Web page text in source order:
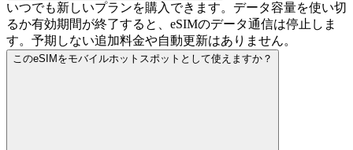
いつでも新しいプランを購入できます。データ容量を使い切
るか有効期間が終了すると、eSIMのデータ通信は停止しま
す。予期しない追加料金や自動更新はありません。
このeSIMをモバイルホットスポットとして使えますか？